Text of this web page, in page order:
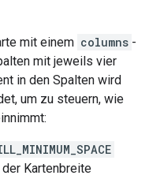
mit einem columns -
mit jeweils vier
in den Spalten wird
um zu steuern, wie
Kartenbreite